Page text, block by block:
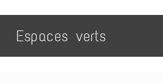
Espaces verts